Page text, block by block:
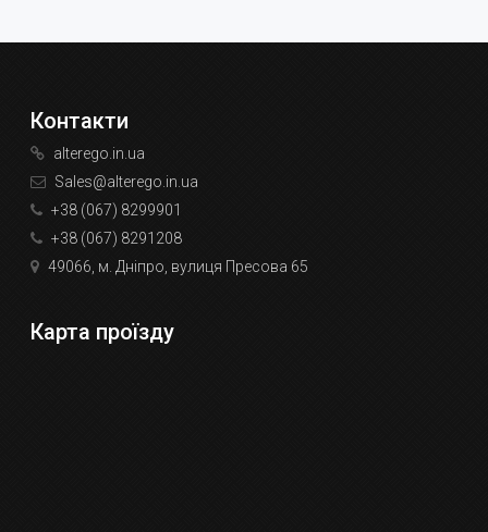
Контакти
alterego.in.ua
Sales@alterego.in.ua
+38 (067) 8299901
+38 (067) 8291208
49066, м. Дніпро, вулиця Пресова 65
Карта проїзду